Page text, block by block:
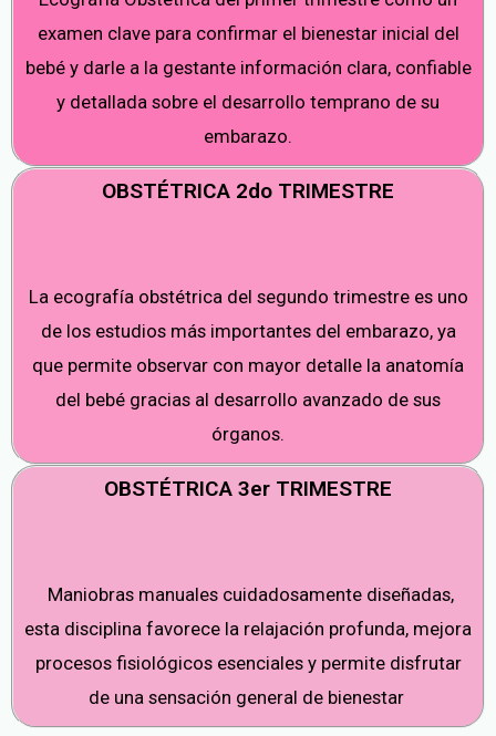
examen clave para confirmar el bienestar inicial del
bebé y darle a la gestante información clara, confiable
y detallada sobre el desarrollo temprano de su
embarazo.
OBSTÉTRICA 2do TRIMESTRE
La ecografía obstétrica del segundo trimestre es uno
de los estudios más importantes del embarazo, ya
que permite observar con mayor detalle la anatomía
del bebé gracias al desarrollo avanzado de sus
órganos.
OBSTÉTRICA 3er TRIMESTRE
Maniobras manuales cuidadosamente diseñadas,
esta disciplina favorece la relajación profunda, mejora
procesos fisiológicos esenciales y permite disfrutar
de una sensación general de bienestar